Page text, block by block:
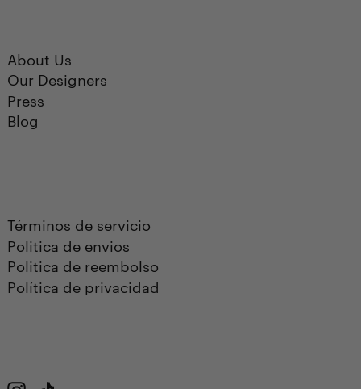
About Us
Our Designers
Press
Blog
Términos de servicio
Politica de envios
Politica de reembolso
Política de privacidad